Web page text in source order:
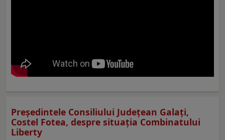
Preşedintele Consiliului Judeţean Galaţi,
Costel Fotea, despre situaţia Combinatului
Liberty